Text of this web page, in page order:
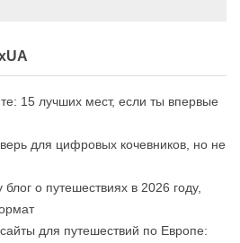
15 лучших мест, если ты впервые
для цифровых кочевников, но не
о путешествиях в 2026 году,
для путешествий по Европе: